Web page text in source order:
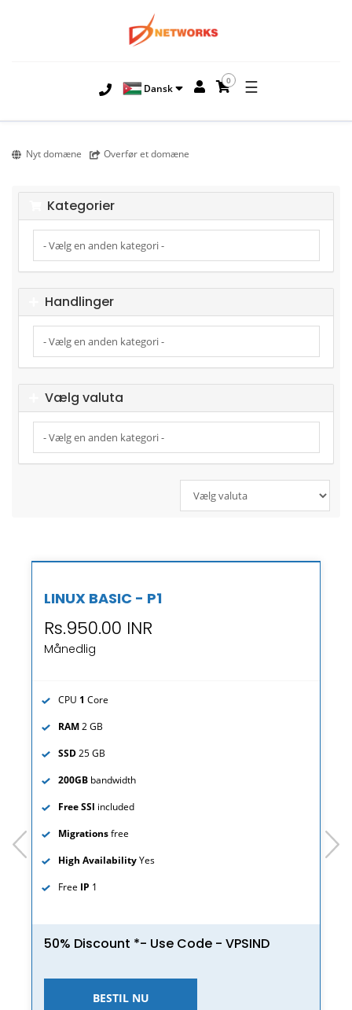
Dansk
0 ☰
Nyt domæne Overfør et domæne
Kategorier
Handlinger
Vælg valuta
LINUX BASIC - P1
Rs.950.00 INR
Månedlig
CPU 1 Core
RAM2 GB
SSD25 GB
200GB bandwidth
Free SSl included
Migrationsfree
High AvailabilityYes
Free IP 1
50% Discount *- Use Code - VPSIND
BESTIL NU
prev next